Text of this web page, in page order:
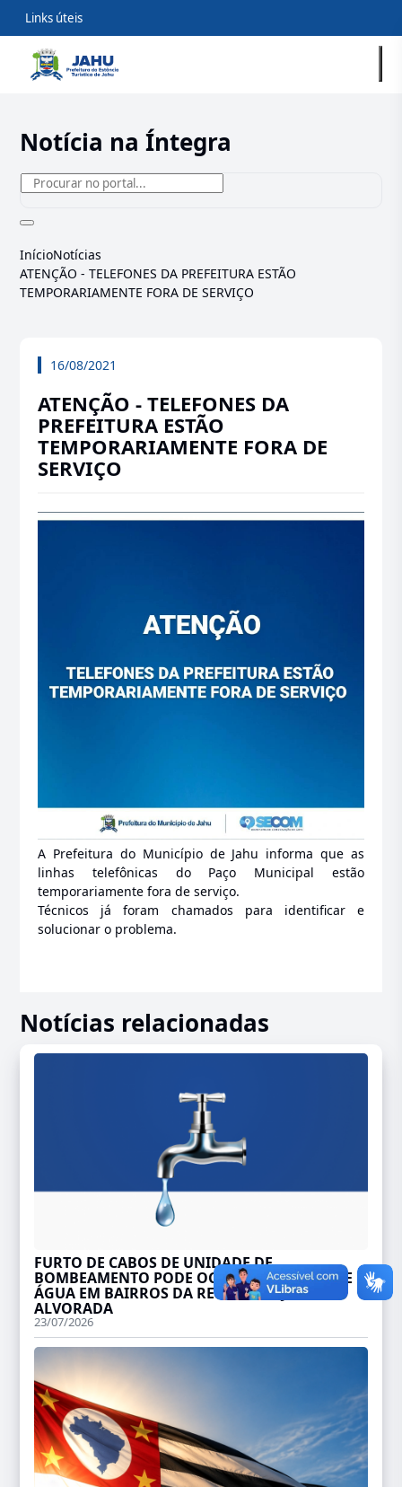
Links úteis
Notícia na Íntegra
InícioNotícias
ATENÇÃO - TELEFONES DA PREFEITURA ESTÃO
TEMPORARIAMENTE FORA DE SERVIÇO
16/08/2021
ATENÇÃO - TELEFONES DA
PREFEITURA ESTÃO
TEMPORARIAMENTE FORA DE
SERVIÇO
A Prefeitura do Município de Jahu informa que as
linhas telefônicas do Paço Municipal estão
temporariamente fora de serviço.
Técnicos já foram chamados para identificar e
solucionar o problema.
Notícias relacionadas
FURTO DE CABOS DE UNIDADE DE
BOMBEAMENTO PODE OCASIONAR FALTA DE
ÁGUA EM BAIRROS DA REGIÃO DO JARDIM
ALVORADA
23/07/2026